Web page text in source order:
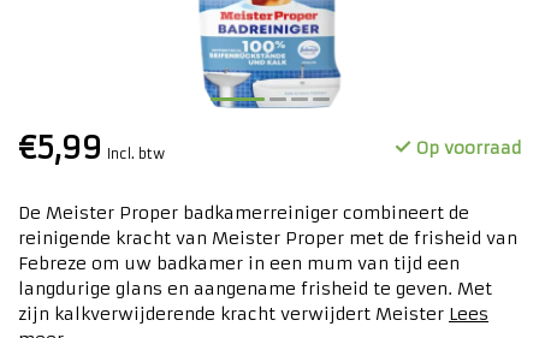
€5,99 Incl. btw Op voorraad
De Meister Proper badkamerreiniger combineert de
reinigende kracht van Meister Proper met de frisheid van
Febreze om uw badkamer in een mum van tijd een
langdurige glans en aangename frisheid te geven. Met
zijn kalkverwijderende kracht verwijdert Meister Lees